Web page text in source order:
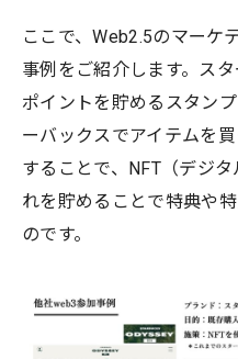
ここで、Web2.5のマーケ
事例をご紹介します。ス
ポイントを貯めるスタン
ーバックスでアイテムを
することで、NFT（デジ
れを貯めることで特典や
のです。